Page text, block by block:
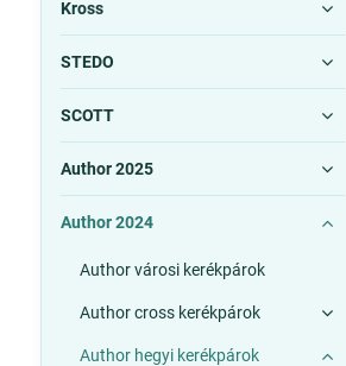
Kross
STEDO
SCOTT
Author 2025
Author 2024
Author városi kerékpárok
Author cross kerékpárok
Author hegyi kerékpárok